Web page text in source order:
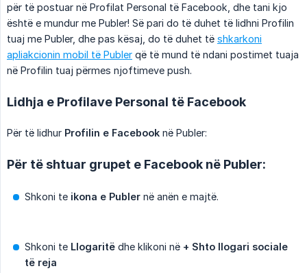
për të postuar në Profilat Personal të Facebook, dhe tani kjo
është e mundur me Publer! Së pari do të duhet të lidhni Profilin
tuaj me Publer, dhe pas kësaj, do të duhet të shkarkoni
apliakcionin mobil të Publer që të mund të ndani postimet tuaja
në Profilin tuaj përmes njoftimeve push.
Lidhja e Profilave Personal të Facebook
Për të lidhur Profilin e Facebook në Publer:
Për të shtuar grupet e Facebook në Publer:
Shkoni te ikona e Publer në anën e majtë.
Shkoni te Llogaritë dhe klikoni në + Shto llogari sociale
të reja